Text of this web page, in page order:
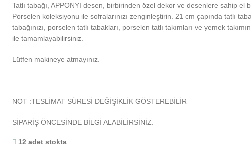
Tatlı tabağı, APPONYI desen, birbirinden özel dekor ve desenlere sahip el
Porselen koleksiyonu ile sofralarınızı zenginleştirin. 21 cm çapında tatlı
tabağınızı, porselen tatlı tabakları, porselen tatlı takımları ve yemek
ile tamamlayabilirsiniz.
Lütfen makineye atmayınız.
NOT :TESLİMAT SÜRESİ DEĞİŞİKLİK GÖSTEREBİLİR
SİPARİŞ ÖNCESİNDE BİLGİ ALABİLİRSİNİZ.
12 adet stokta